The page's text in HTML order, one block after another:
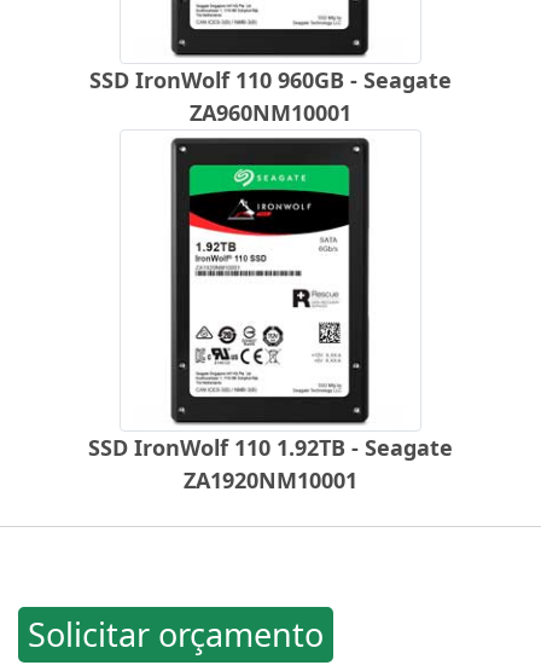
SSD IronWolf 110 960GB - Seagate
ZA960NM10001
SSD IronWolf 110 1.92TB - Seagate
ZA1920NM10001
Solicitar orçamento